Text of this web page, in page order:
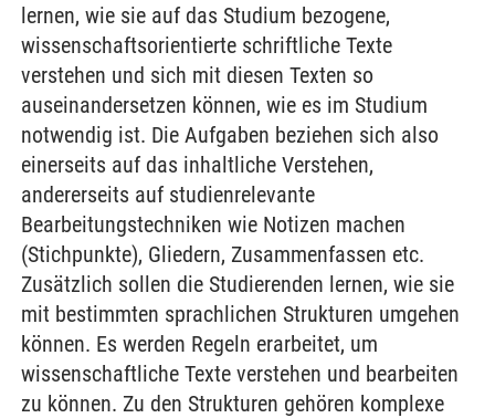
lernen, wie sie auf das Studium bezogene,
wissenschaftsorientierte schriftliche Texte
verstehen und sich mit diesen Texten so
auseinandersetzen können, wie es im Studium
notwendig ist. Die Aufgaben beziehen sich also
einerseits auf das inhaltliche Verstehen,
andererseits auf studienrelevante
Bearbeitungstechniken wie Notizen machen
(Stichpunkte), Gliedern, Zusammenfassen etc.
Zusätzlich sollen die Studierenden lernen, wie sie
mit bestimmten sprachlichen Strukturen umgehen
können. Es werden Regeln erarbeitet, um
wissenschaftliche Texte verstehen und bearbeiten
zu können. Zu den Strukturen gehören komplexe